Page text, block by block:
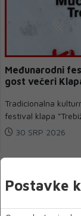
Međunarodni
gost večeri
Tradicionalna
festival klapa
30 SRP 2026
Postavke